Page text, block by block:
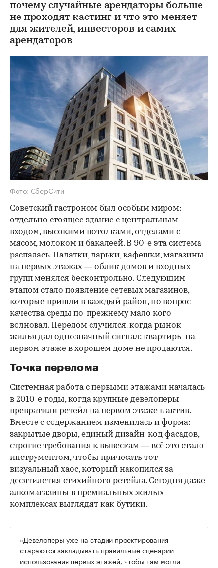
почему случайные арендаторы больше
не проходят кастинг и что это меняет
для жителей, инвесторов и самих
арендаторов
Фото: СберСити
Советский гастроном был особым миром:
отдельно стоящее здание с центральным
входом, высокими потолками, отделами с
мясом, молоком и бакалеей. В 90-е эта система
распалась. Палатки, ларьки, кафешки, магазины
на первых этажах — облик домов и входных
групп менялся бесконтрольно. Следующим
этапом стало появление сетевых магазинов,
которые пришли в каждый район, но вопрос
качества среды по-прежнему мало кого
волновал. Перелом случился, когда рынок
жилья дал однозначный сигнал: квартиры на
первом этаже в хорошем доме не продаются.
Точка перелома
Системная работа с первыми этажами началась
в 2010-е годы, когда крупные девелоперы
превратили ретейл на первом этаже в актив.
Вместе с содержанием изменилась и форма:
закрытые дворы, единый дизайн-код фасадов,
строгие требования к вывескам — всё это стало
инструментом, чтобы причесать тот
визуальный хаос, который накопился за
десятилетия стихийного ретейла. Сегодня даже
алкомагазины в премиальных жилых
комплексах выглядят как бутики.
«Девелоперы уже на стадии проектирования
стараются закладывать правильные сценарии
использования первых этажей, чтобы там могли